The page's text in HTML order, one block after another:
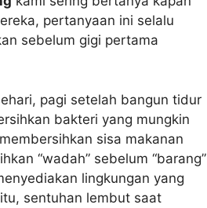
pertanyaan ini selalu
sebelum gigi pertama
pagi setelah bangun tidur
bakteri yang mungkin
sisa makanan
“wadah” sebelum “barang”
lingkungan yang
sentuhan lembut saat